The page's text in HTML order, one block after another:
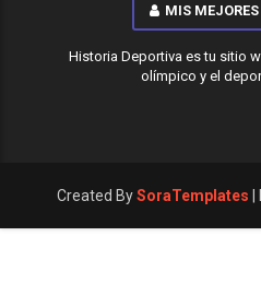
MIS
Historia Deportiva es tu sitio
olímpico y el
Created BySoraTemplates